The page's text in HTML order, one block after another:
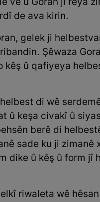
ve û Goran ji rêya
de ava kirin.
gelek ji
Şêwaza
kêş û qafiyeya
di wê
û keşa civakî û
berê di
sade ku ji
dike û kêş û form jî
riwaleta wê